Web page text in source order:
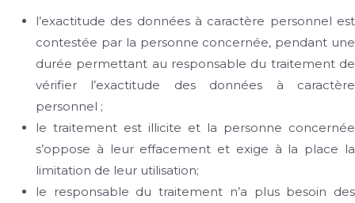
l’exactitude des données à caractère personnel est
contestée par la personne concernée, pendant une
durée permettant au responsable du traitement de
vérifier l’exactitude des données à caractère
personnel ;
le traitement est illicite et la personne concernée
s’oppose à leur effacement et exige à la place la
limitation de leur utilisation;
le responsable du traitement n’a plus besoin des